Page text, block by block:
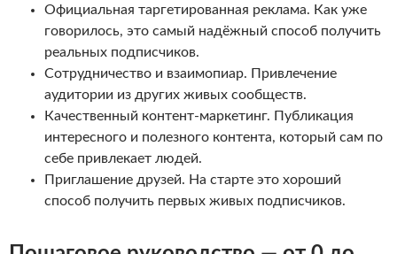
Официальная таргетированная реклама. Как уже
говорилось, это самый надёжный способ получить
реальных подписчиков.
Сотрудничество и взаимопиар. Привлечение
аудитории из других живых сообществ.
Качественный контент-маркетинг. Публикация
интересного и полезного контента, который сам по
себе привлекает людей.
Приглашение друзей. На старте это хороший
способ получить первых живых подписчиков.